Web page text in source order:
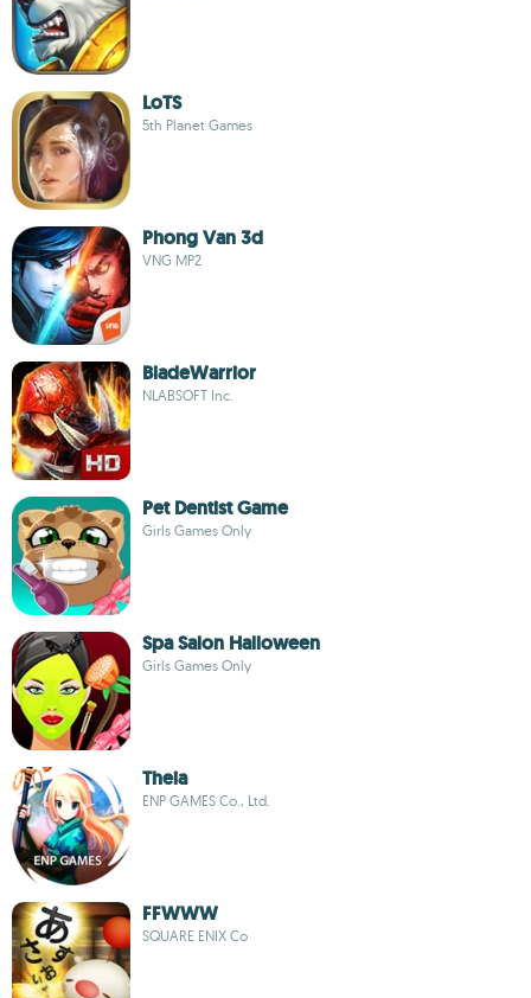
LoTS
5th Planet Games
Phong Van 3d
VNG MP2
BladeWarrior
NLABSOFT Inc.
Pet Dentist Game
Girls Games Only
Spa Salon Halloween
Girls Games Only
Theia
ENP GAMES Co., Ltd.
FFWWW
SQUARE ENIX Co